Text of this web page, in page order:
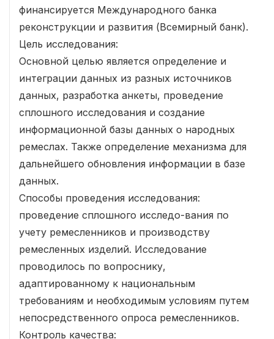
финансируется Международного банка
реконструкции и развития (Всемирный банк).
Цель исследования:
Основной целью является определение и
интеграции данных из разных источников
данных, разработка анкеты, проведение
сплошного исследования и создание
информационной базы данных о народных
ремеслах. Также определение механизма для
дальнейшего обновления информации в базе
данных.
Способы проведения исследования:
проведение сплошного исследо-вания по
учету ремесленников и производству
ремесленных изделий. Исследование
проводилось по вопроснику,
адаптированному к национальным
требованиям и необходимым условиям путем
непосредственного опроса ремесленников.
Контроль качества: